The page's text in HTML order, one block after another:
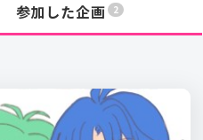
参加した企画 2